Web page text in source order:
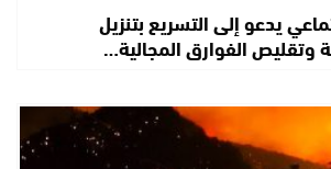
يدعو إلى التسريع بتنزيل
وتقليص الفوارق المجالية…